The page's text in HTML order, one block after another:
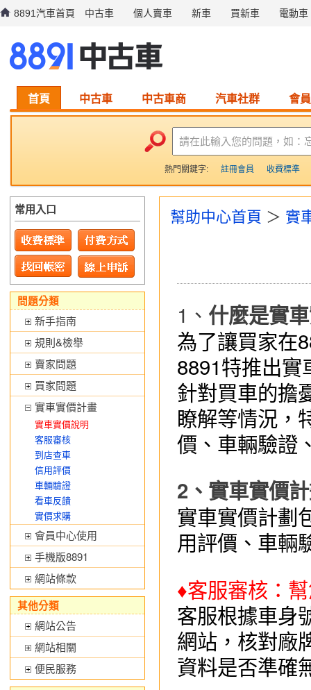
8891汽車首頁 中古車 個人賣車 新車 買新車 電動車
首頁 中古車 中古車商 汽車社群 會
請在此輸入您的問題，如：
熱門關鍵字: 註冊會員 收費標準
幫助中心首頁 ＞ 實
1、 什麼是實
為了讓買家在
8891特推出實
針對買車的擔
瞭解等情況，
價、車輛驗證
2、實車實價
實車實價計劃
用評價、車輛
♦客服審核：
客服根據車身
網站，核對廠
資料是否準確
常用入口
問題分類
新手指南
規則&檢舉
賣家問題
買家問題
實車實價計畫
實車實價說明
客服審核
到店查車
信用評價
車輛驗證
看車反饋
實價求購
會員中心使用
手機版8891
網站條款
其他分類
網站公告
網站相關
便民服務